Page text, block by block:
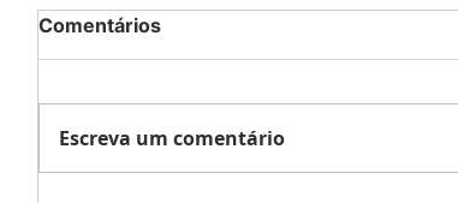
Comentários
Escreva um comentário